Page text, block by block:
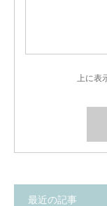
上に表
最近の記事